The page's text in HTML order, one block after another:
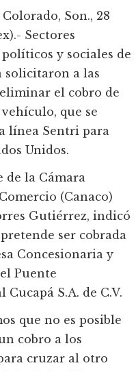
Son., 28
Sectores
y sociales de
solicitaron a las
el cobro de
que se
línea Sentri para
Unidos.
de la Cámara
(Canaco)
Gutiérrez, indicó
ser cobrada
Concesionaria y
Puente
S.A. de C.V.
que no es posible
cobro a los
cruzar al otro